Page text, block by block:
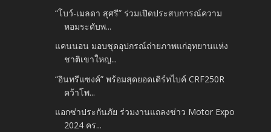
“โบว์-เมลดา สุศรี” ร่วมเปิดประสบการณ์ความ
หอมระดับพ...
แคนนอน มอบชุดอุปกรณ์ถ่ายภาพแก่อุทยานแห่ง
ชาติเขาใหญ...
“อินทรีแซงค์” พร้อมสุดยอดเดิร์ทไบค์ CRF250R
คว้าโพ...
แอกซ่าประกันภัย ร่วมงานแถลงข่าว Motor Expo
2024 คร...